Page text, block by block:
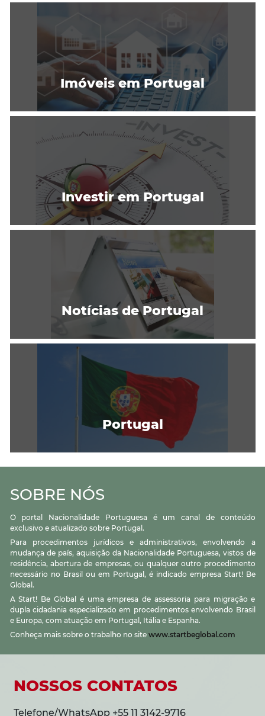
Imóveis em Portugal
Investir em Portugal
Notícias de Portugal
Portugal
SOBRE NÓS
O portal Nacionalidade Portuguesa é um canal de conteúdo
exclusivo e atualizado sobre Portugal.
Para procedimentos jurídicos e administrativos, envolvendo a
mudança de país, aquisição da Nacionalidade Portuguesa, vistos de
residência, abertura de empresas, ou qualquer outro procedimento
necessário no Brasil ou em Portugal, é indicado empresa Start! Be
Global.
A Start! Be Global é uma empresa de assessoria para migração e
dupla cidadania especializado em procedimentos envolvendo Brasil
e Europa, com atuação em Portugal, Itália e Espanha.
Conheça mais sobre o trabalho no site www.startbeglobal.com
NOSSOS CONTATOS
Telefone/WhatsApp +55 11 3142-9716